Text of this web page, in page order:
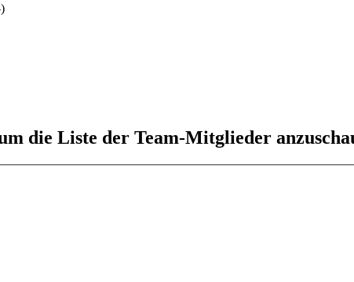
die Liste der Team-Mitglieder